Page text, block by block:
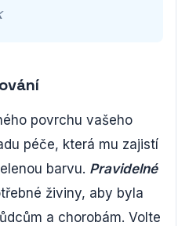
povrchu vašeho
péče, která mu zajistí
barvu. Pravidelné
živiny, aby byla
a chorobám. Volte